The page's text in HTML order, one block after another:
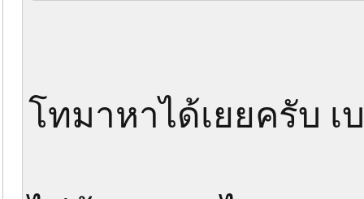
โทมาหาได้เยยครับ เบ